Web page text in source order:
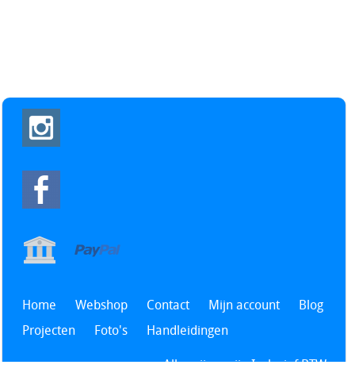
Home Webshop Contact Mijn account
Blog
Projecten
Foto's
Handleidingen
Alle prijzen zijn Inclusief BTW -